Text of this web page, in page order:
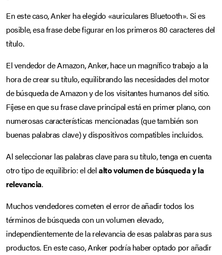
En este caso, Anker ha elegido «auriculares Bluetooth». Si es
posible, esa frase debe figurar en los primeros 80 caracteres del
título.
El vendedor de Amazon, Anker, hace un magnífico trabajo a la
hora de crear su título, equilibrando las necesidades del motor
de búsqueda de Amazon y de los visitantes humanos del sitio.
Fíjese en que su frase clave principal está en primer plano, con
numerosas características mencionadas (que también son
buenas palabras clave) y dispositivos compatibles incluidos.
Al seleccionar las palabras clave para su título, tenga en cuenta
otro tipo de equilibrio: el delalto volumen de búsqueda y la
relevancia.
Muchos vendedores cometen el error de añadir todos los
términos de búsqueda con un volumen elevado,
independientemente de la relevancia de esas palabras para sus
productos. En este caso, Anker podría haber optado por añadir